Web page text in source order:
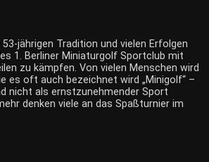
jährigen Tradition und vielen Erfolgen
1. Berliner Miniaturgolf Sportclub mit
zu kämpfen. Von vielen Menschen wird
es oft auch bezeichnet wird „Minigolf“ –
nicht als ernstzunehmender Sport
denken viele an das Spaßturnier im